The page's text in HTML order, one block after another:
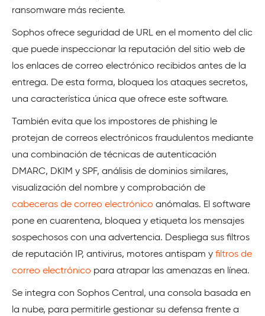
ransomware más reciente.
Sophos ofrece seguridad de URL en el momento del clic
que puede inspeccionar la reputación del sitio web de
los enlaces de correo electrónico recibidos antes de la
entrega. De esta forma, bloquea los ataques secretos,
una característica única que ofrece este software.
También evita que los impostores de phishing le
protejan de correos electrónicos fraudulentos mediante
una combinación de técnicas de autenticación
DMARC, DKIM y SPF, análisis de dominios similares,
visualización del nombre y comprobación de
cabeceras de correo electrónico anómalas. El software
pone en cuarentena, bloquea y etiqueta los mensajes
sospechosos con una advertencia. Despliega sus filtros
de reputación IP, antivirus, motores antispam y filtros de
correo electrónico para atrapar las amenazas en línea.
Se integra con Sophos Central, una consola basada en
la nube, para permitirle gestionar su defensa frente a